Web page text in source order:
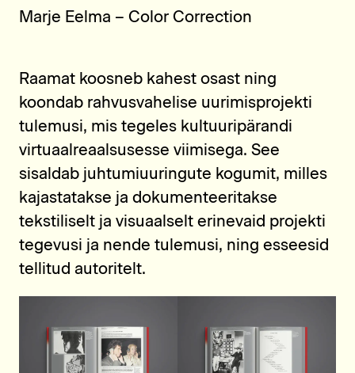
Marje Eelma – Color Correction
Raamat koosneb kahest osast ning
koondab rahvusvahelise uurimisprojekti
tulemusi, mis tegeles kultuuripärandi
virtuaalreaalsusesse viimisega. See
sisaldab juhtumiuuringute kogumit, milles
kajastatakse ja dokumenteeritakse
tekstiliselt ja visuaalselt erinevaid projekti
tegevusi ja nende tulemusi, ning esseesid
tellitud autoritelt.